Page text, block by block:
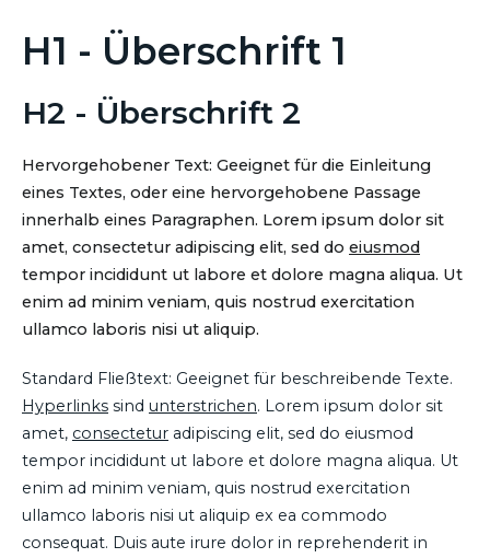
H1 - Überschrift 1
H2 - Überschrift 2
Hervorgehobener Text: Geeignet für die Einleitung
eines Textes, oder eine hervorgehobene Passage
innerhalb eines Paragraphen. Lorem ipsum dolor sit
amet, consectetur adipiscing elit, sed do eiusmod
tempor incididunt ut labore et dolore magna aliqua. Ut
enim ad minim veniam, quis nostrud exercitation
ullamco laboris nisi ut aliquip.
Standard Fließtext: Geeignet für beschreibende Texte.
Hyperlinks sind unterstrichen. Lorem ipsum dolor sit
amet, consectetur adipiscing elit, sed do eiusmod
tempor incididunt ut labore et dolore magna aliqua. Ut
enim ad minim veniam, quis nostrud exercitation
ullamco laboris nisi ut aliquip ex ea commodo
consequat. Duis aute irure dolor in reprehenderit in